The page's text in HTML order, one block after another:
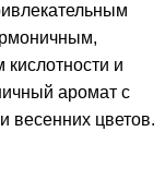
и
аромат с
весенних цветов.